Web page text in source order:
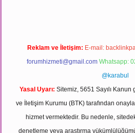
Reklam ve İletişim: E-mail:
forumhizmeti@gmail.com Whatsapp:
@karabul
Yasal Uyarı: Sitemiz, 5651 Sayılı
ve İletişim Kurumu (BTK) tarafından
hizmet vermektedir. Bu nedenle,
denetleme veya araştırma